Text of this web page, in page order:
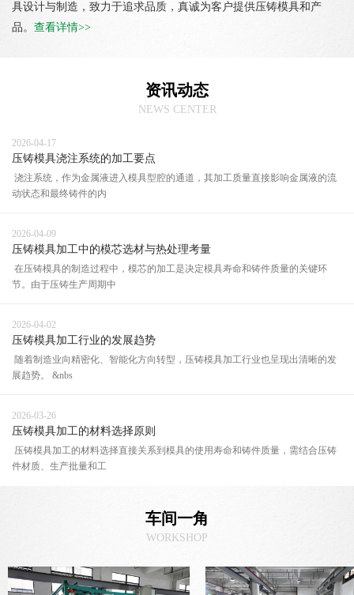
具设计与制造，致力于追求品质，真诚为客户提供压铸模具和产
品。 查看详情>>
资讯动态
NEWS CENTER
2026-04-17
压铸模具浇注系统的加工要点
浇注系统，作为金属液进入模具型腔的通道，其加工质量直接影响金属液的流
动状态和最终铸件的内
2026-04-09
压铸模具加工中的模芯选材与热处理考量
在压铸模具的制造过程中，模芯的加工是决定模具寿命和铸件质量的关键环
节。由于压铸生产周期中
2026-04-02
压铸模具加工行业的发展趋势
随着制造业向精密化、智能化方向转型，压铸模具加工行业也呈现出清晰的发
展趋势。 &nbs
2026-03-26
压铸模具加工的材料选择原则
压铸模具加工的材料选择直接关系到模具的使用寿命和铸件质量，需结合压铸
件材质、生产批量和工
车间一角
WORKSHOP